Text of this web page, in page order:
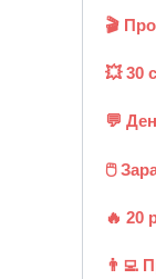
🎬
💥 30
💬
🖱️
🔥 20
👨‍💻